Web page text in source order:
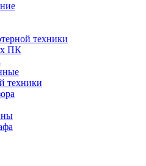
техники
ПК
техники